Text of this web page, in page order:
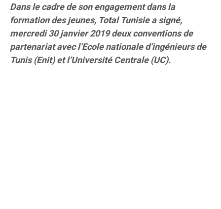
Dans le cadre de son engagement dans la
formation des jeunes, Total Tunisie a signé,
mercredi 30 janvier 2019 deux conventions de
partenariat avec l’Ecole nationale d’ingénieurs de
Tunis (Enit) et l’Université Centrale (UC).